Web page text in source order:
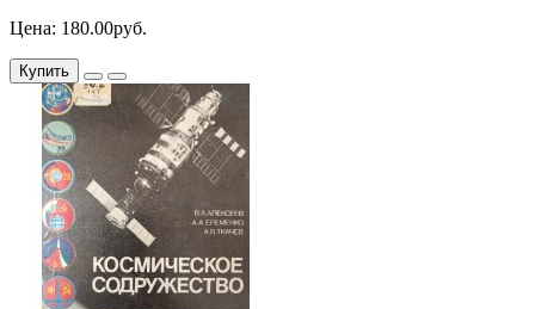
Цена: 180.00руб.
Купить